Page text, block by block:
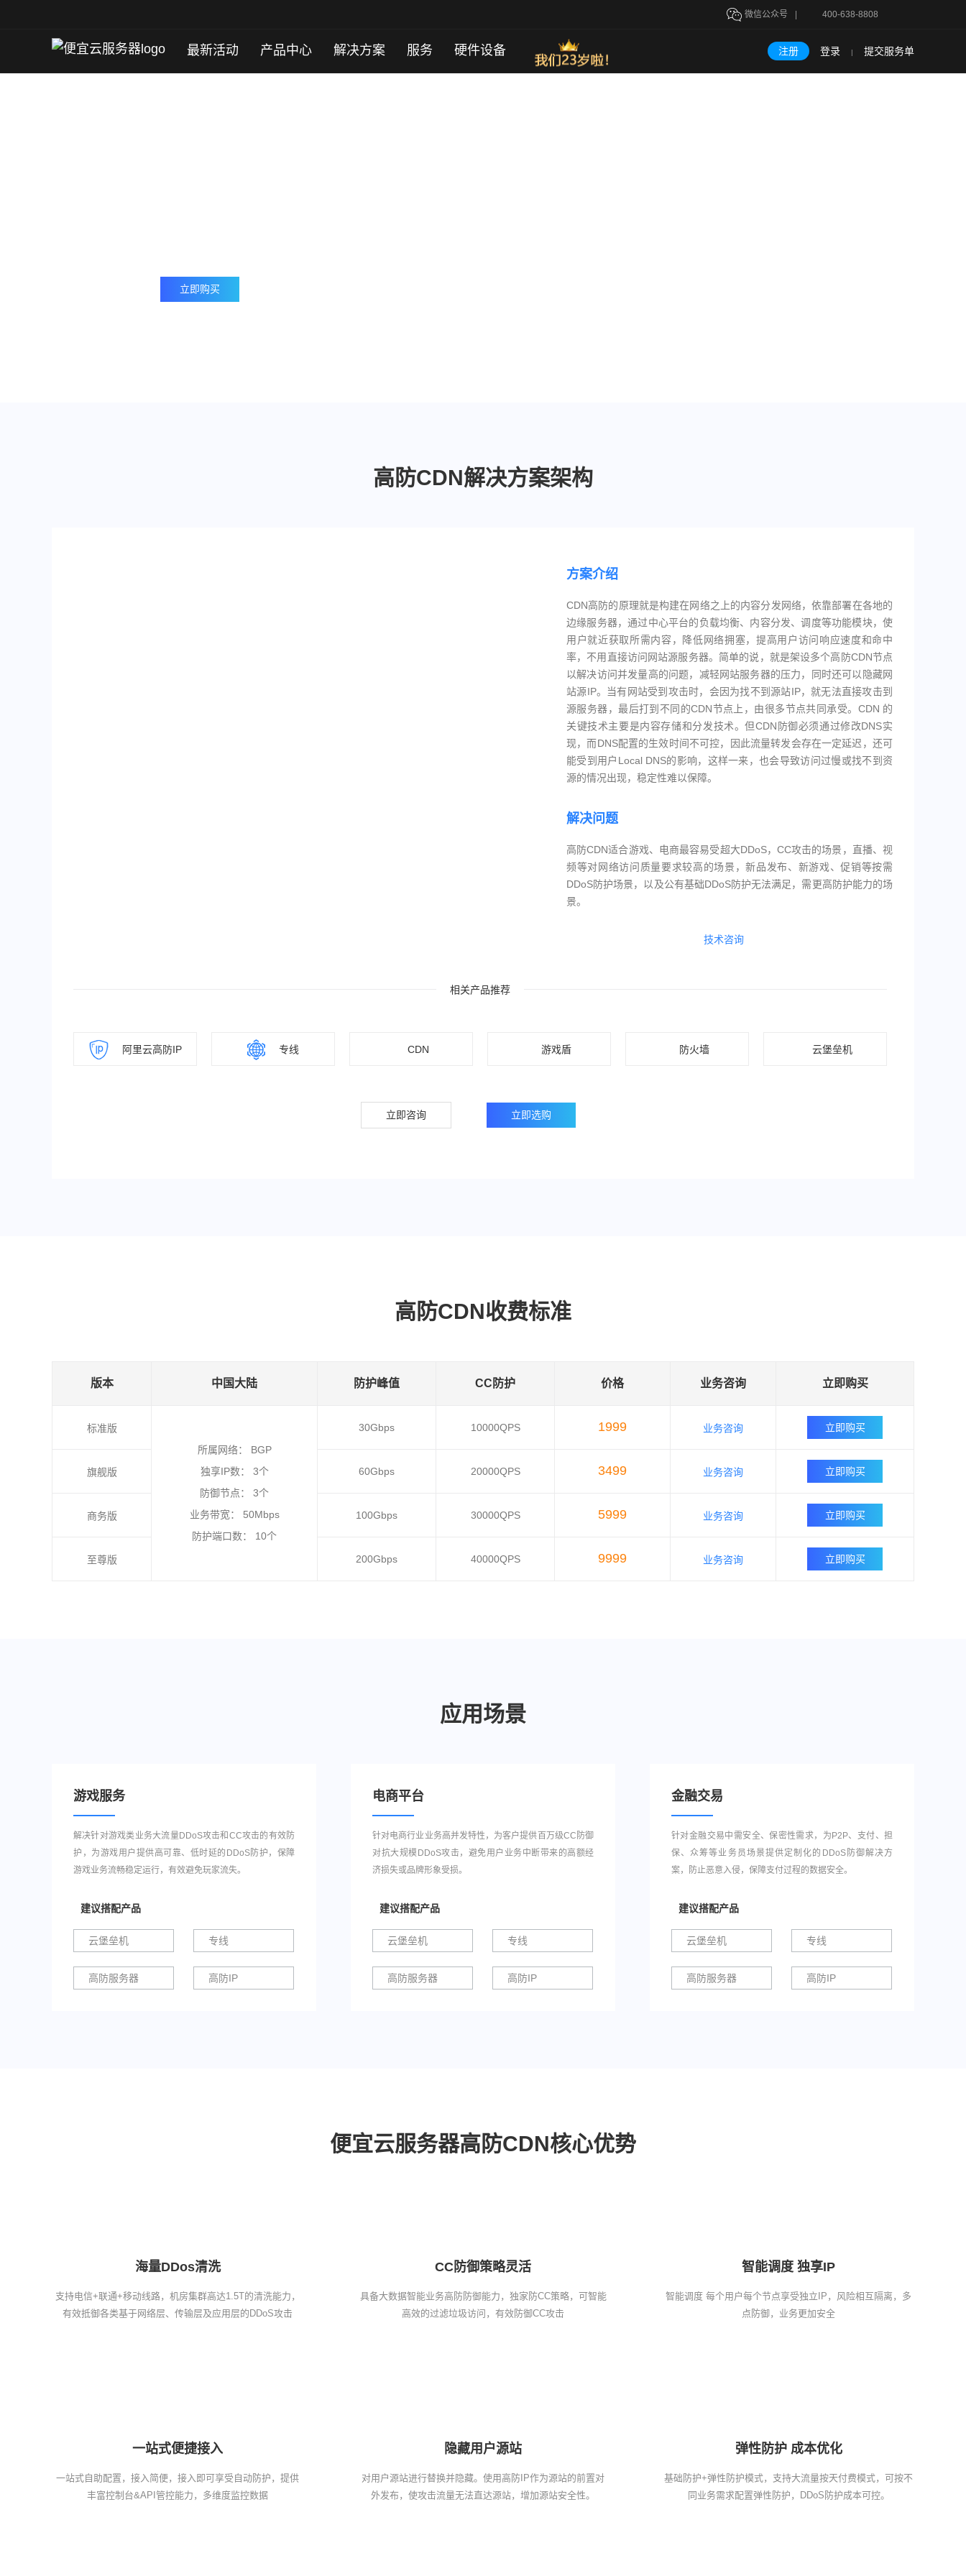
400-638-8808
微信公众号
最新活动 产品中心 解决方案 服务 硬件设备 注册 登录 | 提交服务单
立即购买
高防CDN解决方案架构
方案介绍
CDN高防的原理就是构建在网络之上的内容分发网络，依靠部署在各地的
边缘服务器，通过中心平台的负载均衡、内容分发、调度等功能模块，使
用户就近获取所需内容，降低网络拥塞，提高用户访问响应速度和命中
率，不用直接访问网站源服务器。简单的说，就是架设多个高防CDN节点
以解决访问并发量高的问题，减轻网站服务器的压力，同时还可以隐藏网
站源IP。当有网站受到攻击时，会因为找不到源站IP，就无法直接攻击到
源服务器，最后打到不同的CDN节点上，由很多节点共同承受。CDN 的
关键技术主要是内容存储和分发技术。但CDN防御必须通过修改DNS实
现，而DNS配置的生效时间不可控，因此流量转发会存在一定延迟，还可
能受到用户Local DNS的影响，这样一来，也会导致访问过慢或找不到资
源的情况出现，稳定性难以保障。
解决问题
高防CDN适合游戏、电商最容易受超大DDoS，CC攻击的场景，直播、视
频等对网络访问质量要求较高的场景，新品发布、新游戏、促销等按需
DDoS防护场景，以及公有基础DDoS防护无法满足，需更高防护能力的场
景。
技术咨询
相关产品推荐
阿里云高防IP 专线 CDN 游戏盾 防火墙 云堡垒机
立即咨询 立即选购
高防CDN收费标准
版本 中国大陆 防护峰值 CC防护 价格 业务咨询 立即购买
标准版
所属网络： BGP
独享IP数： 3个
防御节点： 3个
业务带宽： 50Mbps
防护端口数： 10个
30Gbps 10000QPS 1999 业务咨询 立即购买
旗舰版 60Gbps 20000QPS 3499 业务咨询 立即购买
商务版 100Gbps 30000QPS 5999 业务咨询 立即购买
至尊版 200Gbps 40000QPS 9999 业务咨询 立即购买
应用场景
游戏服务
解决针对游戏类业务大流量DDoS攻击和CC攻击的有效防
护，为游戏用户提供高可靠、低时延的DDoS防护，保障
游戏业务流畅稳定运行，有效避免玩家流失。
建议搭配产品
云堡垒机 专线
高防服务器 高防IP
电商平台
针对电商行业业务高并发特性，为客户提供百万级CC防御
对抗大规模DDoS攻击，避免用户业务中断带来的高额经
济损失或品牌形象受损。
建议搭配产品
云堡垒机 专线
高防服务器 高防IP
金融交易
针对金融交易中需安全、保密性需求，为P2P、支付、担
保、众筹等业务员场景提供定制化的DDoS防御解决方
案，防止恶意入侵，保障支付过程的数据安全。
建议搭配产品
云堡垒机 专线
高防服务器 高防IP
便宜云服务器高防CDN核心优势
海量DDos清洗
支持电信+联通+移动线路，机房集群高达1.5T的清洗能力，
有效抵御各类基于网络层、传输层及应用层的DDoS攻击
CC防御策略灵活
具备大数据智能业务高防防御能力，独家防CC策略，可智能
高效的过滤垃圾访问，有效防御CC攻击
智能调度 独享IP
智能调度 每个用户每个节点享受独立IP，风险相互隔离，多
点防御，业务更加安全
一站式便捷接入
一站式自助配置，接入简便，接入即可享受自动防护，提供
丰富控制台&API管控能力，多维度监控数据
隐藏用户源站
对用户源站进行替换并隐藏。使用高防IP作为源站的前置对
外发布，使攻击流量无法直达源站，增加源站安全性。
弹性防护 成本优化
基础防护+弹性防护模式，支持大流量按天付费模式，可按不
同业务需求配置弹性防护，DDoS防护成本可控。